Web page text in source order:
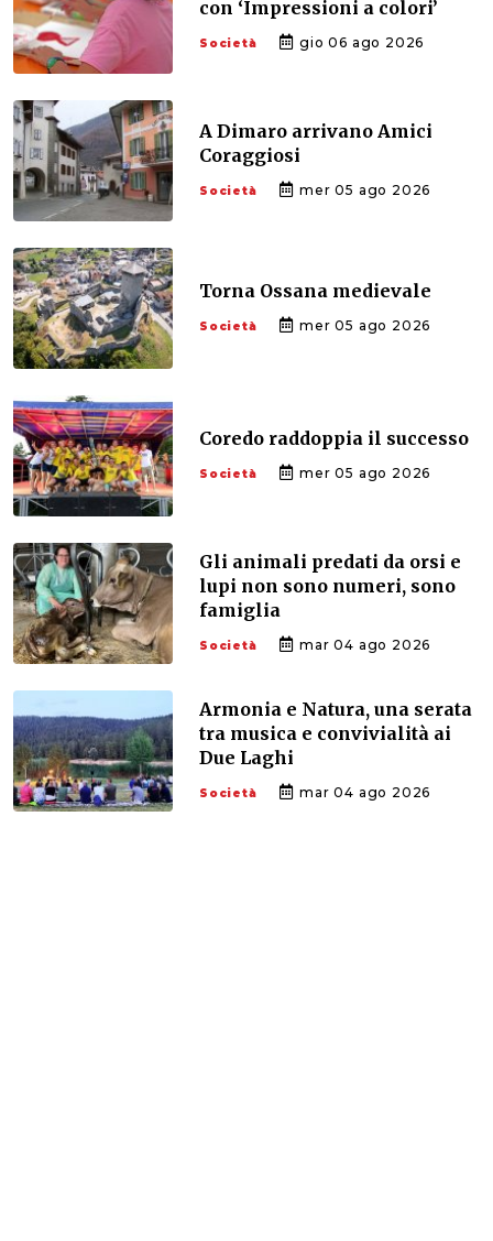
con ‘Impressioni a colori’
Società gio 06 ago 2026
A Dimaro arrivano Amici
Coraggiosi
Società mer 05 ago 2026
Torna Ossana medievale
Società mer 05 ago 2026
Coredo raddoppia il successo
Società mer 05 ago 2026
Gli animali predati da orsi e
lupi non sono numeri, sono
famiglia
Società mar 04 ago 2026
Armonia e Natura, una serata
tra musica e convivialità ai
Due Laghi
Società mar 04 ago 2026